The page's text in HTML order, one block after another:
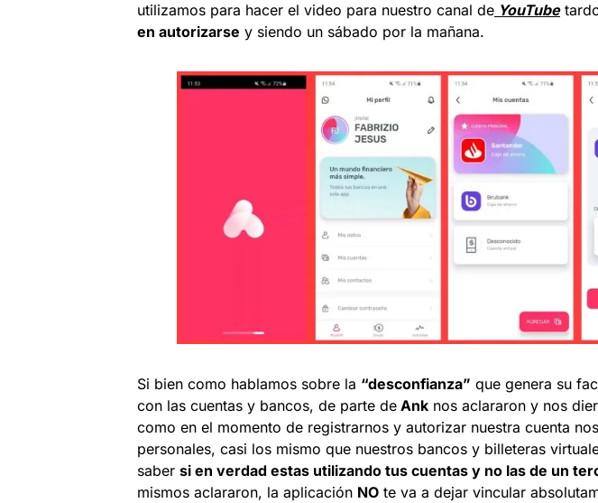
utilizamos para hacer el video para nuestro canal de YouTube
en autorizarse y siendo un sábado por la mañana.
Si bien como hablamos sobre la “desconfianza” que genera su
con las cuentas y bancos, de parte de Ank nos aclararon y nos
como en el momento de registrarnos y autorizar nuestra cuenta
personales, casi los mismo que nuestros bancos y billeteras
saber si en verdad estas utilizando tus cuentas y no las de un
mismos aclararon, la aplicación NO te va a dejar vincular